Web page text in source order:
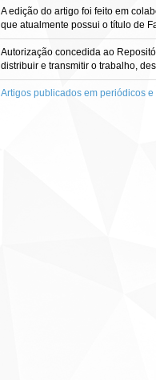
A edição do artigo foi feito em
que atualmente possui o título de
Autorização concedida ao
distribuir e transmitir o trabalho,
Artigos publicados em periódicos e